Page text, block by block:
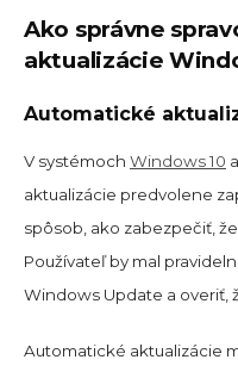
Ako správne
aktualizácie
Automatické
V systémoch Windows 10 a
aktualizácie predvolene
spôsob, ako zabezpečiť,
Používateľ by mal
Windows Update a overiť,
Automatické aktualizácie